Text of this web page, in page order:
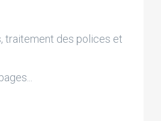
traitement des polices et